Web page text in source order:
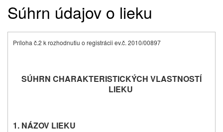
Súhrn údajov o lieku
Príloha č.2 k rozhodnutiu o registrácii ev.č. 2010/00897
SÚHRN CHARAKTERISTICKÝCH VLASTNOSTÍ
LIEKU
1. NÁZOV LIEKU